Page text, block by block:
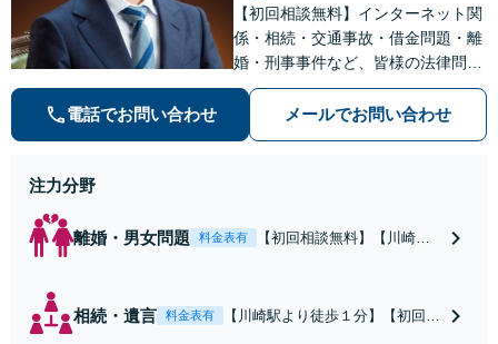
者との示談交渉
【初回相談無料】インターネット関
係・相続・交通事故・借金問題・離
婚・刑事事件など、皆様の法律問題
を解決すべく、親身になって取り組
みます。クチコミ・リピーターの方
も多数。お気軽にお問い合わせ下さ
電話でお問い合わせ メールでお問い合わせ
注力分野
離婚・男女問題 料金表有
【初回相談無料】【川崎駅
割・婚姻費用・養育費・財
相続・遺言 料金表有
【川崎駅より徒歩１分】【初回相